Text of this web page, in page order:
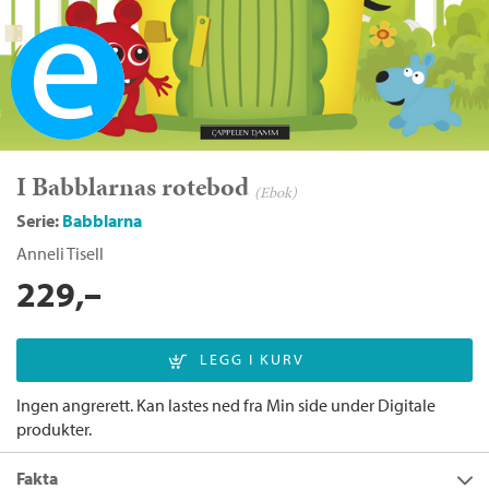
Ebok
I Babblarnas rotebod (Ebok)
Serie: Babblarna
Anneli Tisell
229,–
Ingen angrerett. Kan lastes ned fra Min side under Digitale
produkter.
Fakta